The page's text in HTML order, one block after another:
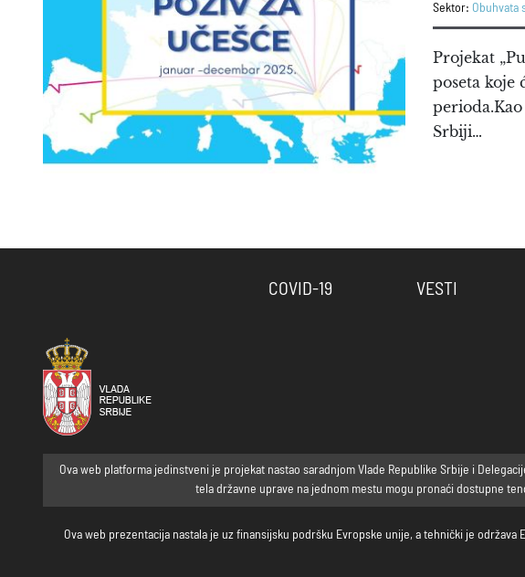
Sektor: Obuhvata
Projekat
poseta koje
Srbiji…
COVID-19 VESTI
Ova web platforma jedinstveni je projekat nastao saradnjom Vlade Republike Srbije i
tela državne uprave na jednom mestu mogu pronaći dostupne
Ova web prezentacija nastala je uz finansijsku podršku Evropske unije, a tehnički je